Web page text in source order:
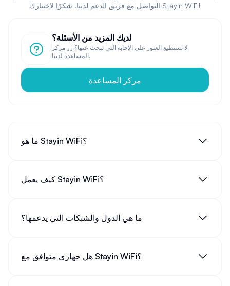
تركيب شريحة اتصال محلية في الجهاز، مما يوفر وصولًا غير
محدود إلى الإنترنت بتكلفة معقولة مقارنة برسوم التجوال
الدولي.
نصيحة: عند اختيار خدمةاستئجار واي فاي محمول
، تأكد من
عندك واي فاي والاتصال بالشبكة
فاي) على جهازك الذكي أو الحاسوب المحمول، اتبع الخطوات
ابحث عن قسم الشبكات أوتصال واي فاي
ستظهر قائمة بالشبكات المتاحة كاستجابة لـ طلب واي فاي
التواصل مع فريق الدعم لدينا. شكرًا لاختيارك Stayin WiFi!
لديك المزيد من الأسئلة؟
لا تستطيع العثور على الإجابة التي تبحث عنها؟ زر مركز
المساعدة لدينا.
مركز المساعدة
ما هو Stayin WiFi؟
كيف يعمل Stayin WiFi؟
ما هي الدول والشبكات التي يدعمها؟
هل جهازي متوافق مع Stayin WiFi؟